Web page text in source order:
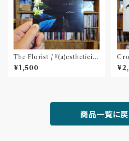
The Florist / 『(a)estheticis
m』(CD)※特典:ステッカー付
¥1,500
s
商品一覧に